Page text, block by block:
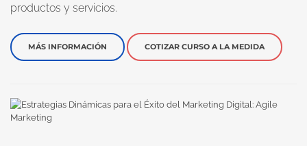
productos y servicios.
MÁS INFORMACIÓN COTIZAR CURSO A LA MEDIDA